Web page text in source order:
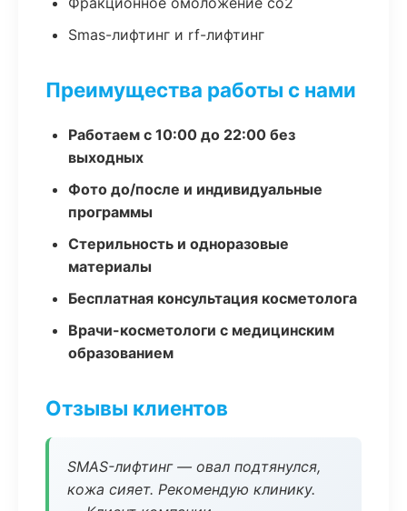
Smas-лифтинг и rf-лифтинг
Преимущества работы с нами
Работаем с 10:00 до 22:00 без
выходных
Фото до/после и индивидуальные
программы
Стерильность и одноразовые
материалы
Бесплатная консультация косметолога
Врачи-косметологи с медицинским
образованием
Отзывы клиентов
SMAS-лифтинг — овал подтянулся,
кожа сияет. Рекомендую клинику.